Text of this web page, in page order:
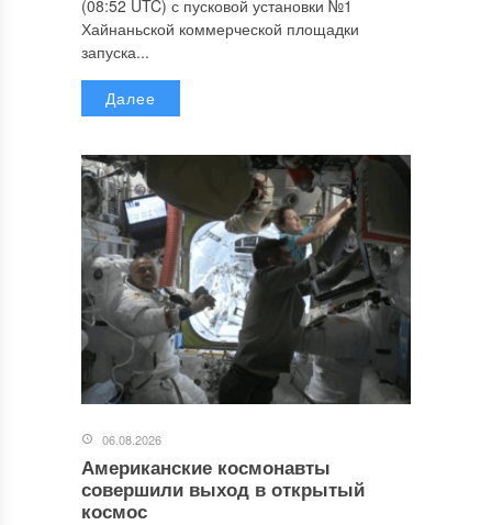
(08:52 UTC) с пусковой установки №1
Хайнаньской коммерческой площадки
запуска...
Далее
06.08.2026
Американские космонавты
совершили выход в открытый
космос